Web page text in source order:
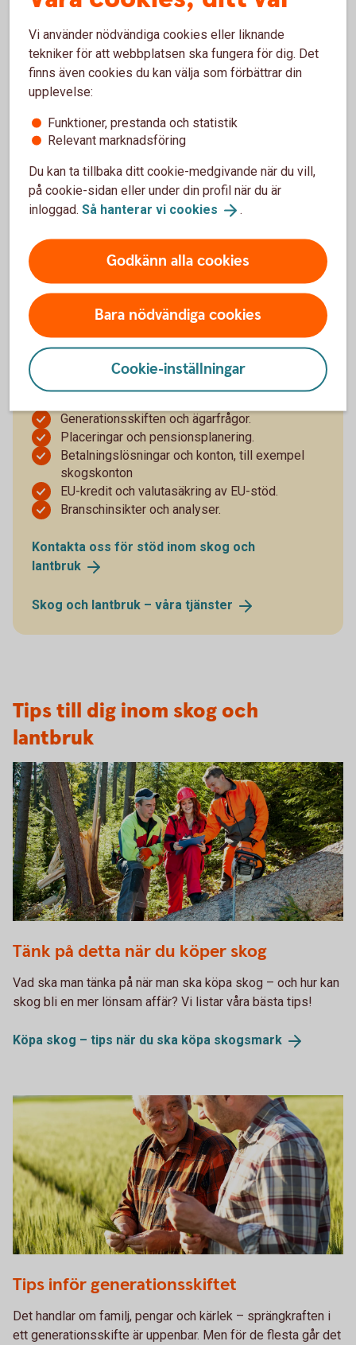
EU-kredit
Behov av stöd inom skog och
lantbruk?
Generationsskiften och ägarfrågor.
Placeringar och pensionsplanering.
Betalningslösningar och konton, till exempel
skogskonton
EU-kredit och valutasäkring av EU-stöd.
Branschinsikter och analyser.
Kontakta oss för stöd inom skog och
lantbruk
Skog och lantbruk – våra tjänster
Tips till dig inom skog och
lantbruk
Tänk på detta när du köper skog
Vad ska man tänka på när man ska köpa skog – och hur kan
skog bli en mer lönsam affär? Vi listar våra bästa tips!
Köpa skog – tips när du ska köpa skogsmark
Tips inför generationsskiftet
Det handlar om familj, pengar och kärlek – sprängkraften i
ett generationsskifte är uppenbar. Men för de flesta går det
Vi använder nödvändiga cookies eller liknande
tekniker för att webbplatsen ska fungera för dig. Det
finns även cookies du kan välja som förbättrar din
upplevelse:
Funktioner, prestanda och statistik
Relevant marknadsföring
Du kan ta tillbaka ditt cookie-medgivande när du vill,
på cookie-sidan eller under din profil när du är
inloggad. Så hanterar vi cookies .
Godkänn alla cookies
Bara nödvändiga cookies
Cookie-inställningar